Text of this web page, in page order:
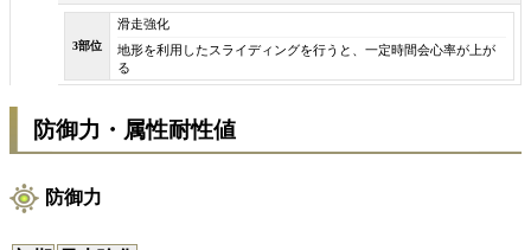
3部位
滑走強化
地形を利用したスライディングを行うと、一定時間会心率が上が
る
防御力・属性耐性値
防御力